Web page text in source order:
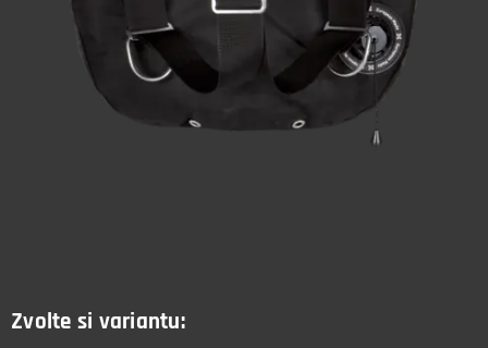
Zvolte si variantu: